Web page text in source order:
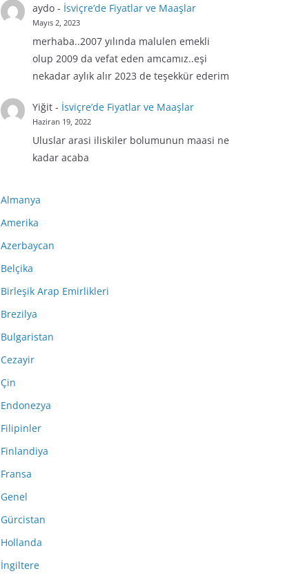
aydo- İsviçre’de Fiyatlar ve Maaşlar
Mayıs 2, 2023
merhaba..2007 yılında malulen emekli
olup 2009 da vefat eden amcamız..eşi
nekadar aylık alır 2023 de teşekkür ederim
Yiğit- İsviçre’de Fiyatlar ve Maaşlar
Haziran 19, 2022
Uluslar arasi iliskiler bolumunun maasi ne
kadar acaba
Almanya
Amerika
Azerbaycan
Belçika
Birleşik Arap Emirlikleri
Brezilya
Bulgaristan
Cezayir
Çin
Endonezya
Filipinler
Finlandiya
Fransa
Genel
Gürcistan
Hollanda
İngiltere